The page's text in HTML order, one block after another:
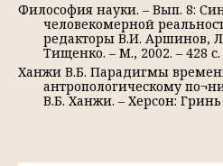
Философия науки. – Вып. 8:
человекомерной
редакторы В.И. Аршинов,
Тищенко. – М., 2002. – 428 с.
Ханжи В.Б. Парадигмы
антропологическому
В.Б. Ханжи. – Херсон: Гринь